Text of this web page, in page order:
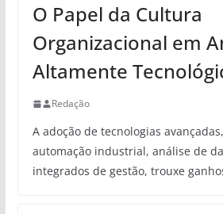
O Papel da Cultura
Organizacional em
Altamente
Redação
A adoção de tecnologias
automação industrial, análise de
integrados de gestão, trouxe